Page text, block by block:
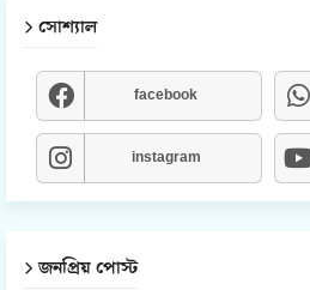
সোশ্যাল
facebook
instagram
জনপ্রিয় পোস্ট